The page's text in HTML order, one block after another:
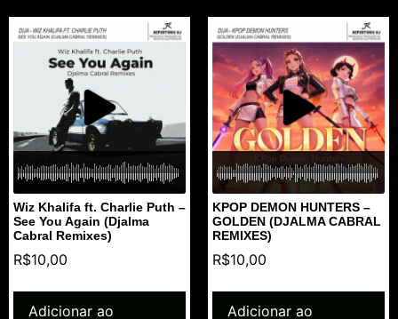
Wiz Khalifa ft. Charlie Puth –
See You Again (Djalma
Cabral Remixes)
R$10,00
Adicionar ao
KPOP DEMON HUNTERS –
GOLDEN (DJALMA CABRAL
REMIXES)
R$10,00
Adicionar ao